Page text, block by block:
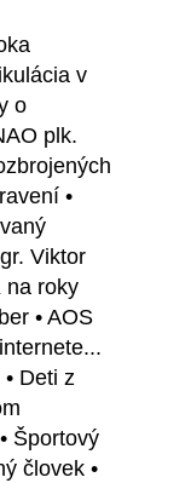
v
o
plk.
•
Viktor
na roky
• AOS
Deti z
Športový
človek •